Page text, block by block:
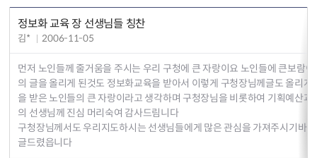
정보화 교육 장 선생님들 칭찬
김* 2006-11-05
먼저 노인들께 줄거움을 주시는 우리 구청에 큰 자랑이요 노인들에 큰보람
의 글을 올리게 된것도 정보화교육을 받아서 이렇게 구청장님께글도 올리게
을 받은 노인들의 큰 자랑이라고 생각하며 구청장님을 비롯하여 기획예산
의 선생님께 진심 머리숙여 감사드림니다
구청장님께서도 우리지도하시는 선생님들에게 많은 관심을 가져주시기바
글드렸읍니다